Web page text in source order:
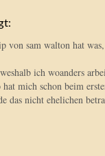
von sam walton hat
ich woanders
hat mich schon beim
das nicht ehelichen